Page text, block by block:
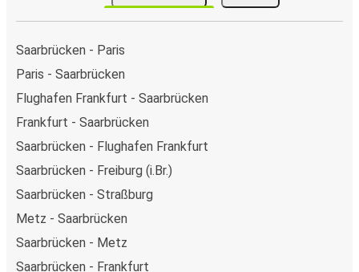
Saarbrücken - Paris
Paris - Saarbrücken
Flughafen Frankfurt - Saarbrücken
Frankfurt - Saarbrücken
Saarbrücken - Flughafen Frankfurt
Saarbrücken - Freiburg (i.Br.)
Saarbrücken - Straßburg
Metz - Saarbrücken
Saarbrücken - Metz
Saarbrücken - Frankfurt